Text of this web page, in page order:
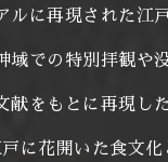
ルに再現された江
域での特別拝観や
献をもとに再現し
に花開いた食文化